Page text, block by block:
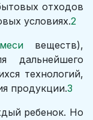
отходов
условиях.2
веществ),
дальнейшего
технологий,
продукции.3
ребенок. Но